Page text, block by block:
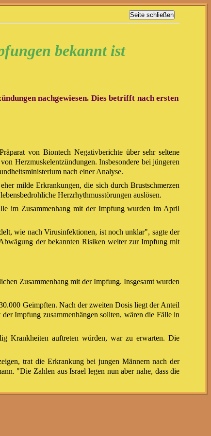
bekannt ist
nachgewiesen. Dies betrifft nach ersten
von Biontech Negativberichte über sehr seltene
Herzmuskelentzündungen. Insbesondere bei jüngeren
nach einer Analyse.
milde Erkrankungen, die sich durch Brustschmerzen
Herzrhythmusstörungen auslösen.
im Zusammenhang mit der Impfung wurden im April
wie nach Virusinfektionen, ist noch unklar", sagte der
der bekannten Risiken weiter zur Impfung mit
Zusammenhang mit der Impfung. Insgesamt wurden
Geimpften. Nach der zweiten Dosis liegt der Anteil
Impfung zusammenhängen sollten, wären die Fälle in
Krankheiten auftreten würden, war zu erwarten. Die
trat die Erkrankung bei jungen Männern nach der
"Die Zahlen aus Israel legen nun aber nahe, dass die